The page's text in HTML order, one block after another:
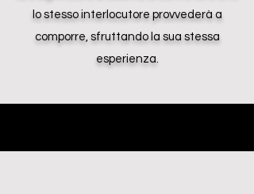
lo stesso interlocutore provvederà a
comporre, sfruttando la sua stessa
esperienza.